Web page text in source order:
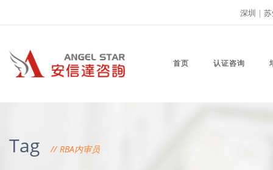
深圳 |
首页 认证咨询
Tag RBA内审员